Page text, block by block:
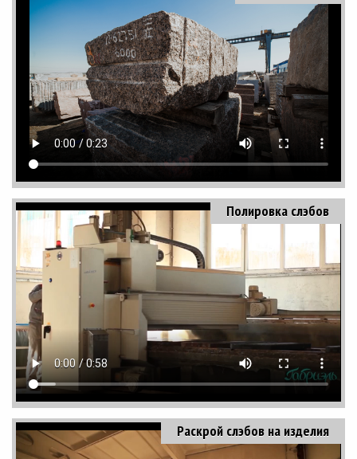
Полировка слэбов
Раскрой слэбов на изделия